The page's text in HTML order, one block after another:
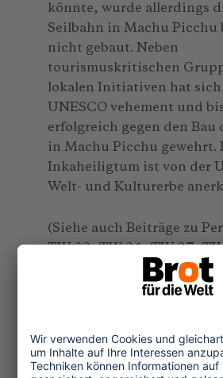
könnte, wurde allerdings
Seilbahn in Machu Picchu
nicht gebaut. Neben
tourismuskritischen
lokalen Initiativen hat sich
UNESCO vehement und
erfolgreich gegen den Bau
in Machu Picchu gewehrt.
Inkaheiligtum ist von der
Welt- und Kulturerbe
(Siehe auch Beiträge zu
TW 22, TW 26, TW 27,
(1.843 Anschläge, 24
2007)